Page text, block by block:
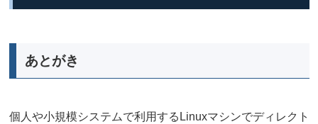
あとがき
個人や小規模システムで利用するLinuxマシンでディレクト